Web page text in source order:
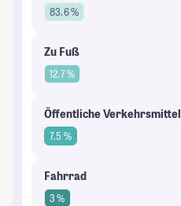
83.6 %
Zu Fuß
12.7 %
Öffentliche Verkehrsmittel
7.5 %
Fahrrad
3 %